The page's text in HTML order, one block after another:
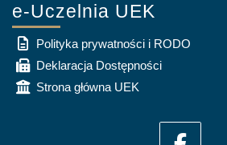
e-Uczelnia UEK
Polityka prywatności i RODO
Deklaracja Dostępności
Strona główna UEK